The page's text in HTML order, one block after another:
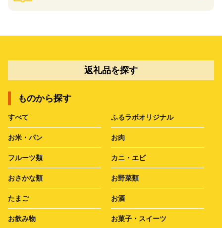
返礼品を探す
ものから探す
すべて ふるラボオリジナル
お米・パン お肉
フルーツ類 カニ・エビ
おさかな類 お野菜類
たまご お酒
お飲み物 お菓子・スイーツ